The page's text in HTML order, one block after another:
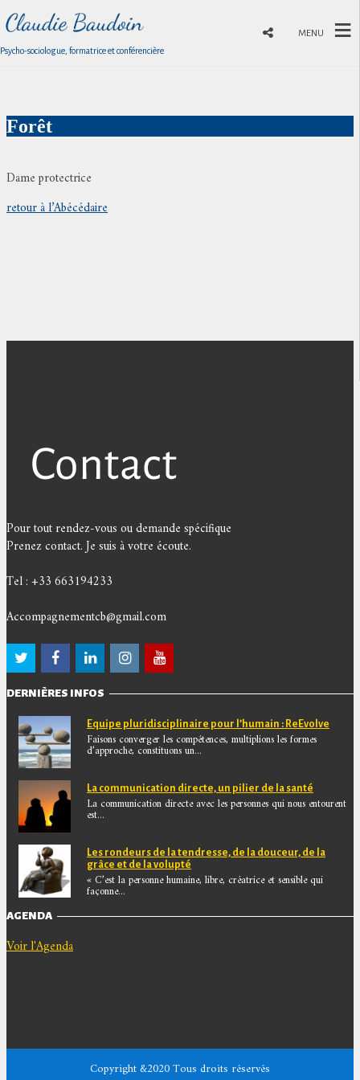
Psycho-sociologue, formatrice et conférencière
MENU
Forêt
Dame protectrice
retour à l’Abécédaire
Pour tout rendez-vous ou demande spécifique
Prenez contact. Je suis à votre écoute.
Tel : +33 663194233
Accompagnementcb@gmail.com
DERNIÈRES INFOS
Equipe pluridisciplinaire pour l’humain : ReEvolve
Faisons converger les compétences, multiplions les formes
d’approche, constituons un...
La communication directe, un pilier de la santé
La communication directe avec les personnes qui nous entourent
est...
Les rondeurs de la tendresse, de la douceur, de la
grâce et de la volupté
« C’est la personne humaine, libre, créatrice et sensible qui
façonne...
AGENDA
Voir l'Agenda
Copyright &2020 Tous droits réservés